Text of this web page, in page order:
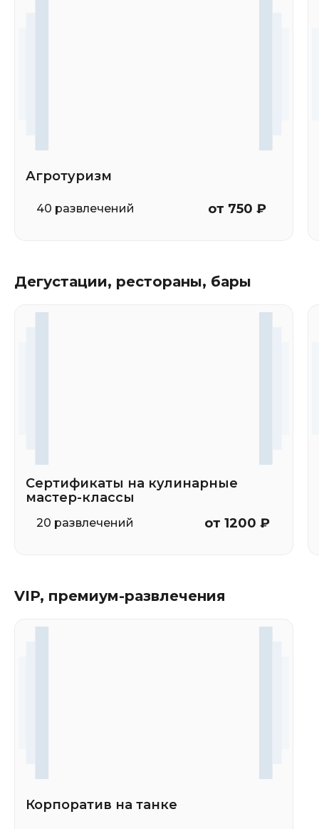
Агротуризм
40 развлечений от 750 ₽
Дегустации, рестораны, бары
Сертификаты на кулинарные
мастер-классы
20 развлечений от 1200 ₽
VIP, премиум-развлечения
Корпоратив на танке